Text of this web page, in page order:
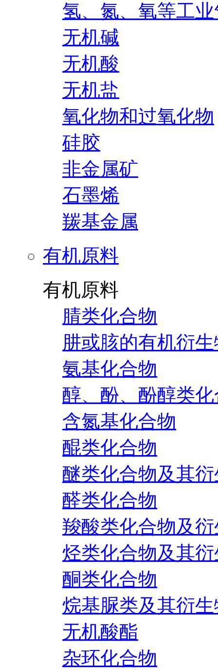
氢、氮、氧等工
无机碱
无机酸
无机盐
氧化物和过氧化物
硅胶
非金属矿
石墨烯
羰基金属
有机原料
有机原料
腈类化合物
肼或胲的有机衍
氨基化合物
醇、酚、酚醇类
含氮基化合物
醌类化合物
醚类化合物及其
醛类化合物
羧酸类化合物及
烃类化合物及其
酮类化合物
烷基脲类及其衍
无机酸酯
杂环化合物